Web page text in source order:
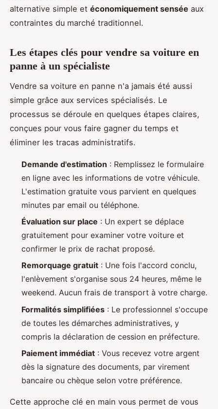
alternative simple et économiquement sensée aux
contraintes du marché traditionnel.
Les étapes clés pour vendre sa voiture en
panne à un spécialiste
Vendre sa voiture en panne n'a jamais été aussi
simple grâce aux services spécialisés. Le
processus se déroule en quelques étapes claires,
conçues pour vous faire gagner du temps et
éliminer les tracas administratifs.
Demande d'estimation : Remplissez le formulaire
en ligne avec les informations de votre véhicule.
L'estimation gratuite vous parvient en quelques
minutes par email ou téléphone.
Évaluation sur place : Un expert se déplace
gratuitement pour examiner votre voiture et
confirmer le prix de rachat proposé.
Remorquage gratuit : Une fois l'accord conclu,
l'enlèvement s'organise sous 24 heures, même le
weekend. Aucun frais de transport à votre charge.
Formalités simplifiées : Le professionnel s'occupe
de toutes les démarches administratives, y
compris la déclaration de cession en préfecture.
Paiement immédiat : Vous recevez votre argent
dès la signature des documents, par virement
bancaire ou chèque selon votre préférence.
Cette approche clé en main vous permet de vous